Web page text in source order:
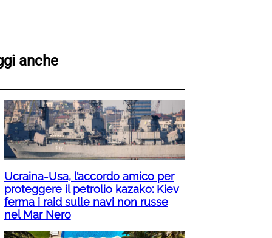
anche
Ucraina-Usa, l’accordo amico per
proteggere il petrolio kazako: Kiev
ferma i raid sulle navi non russe
nel Mar Nero